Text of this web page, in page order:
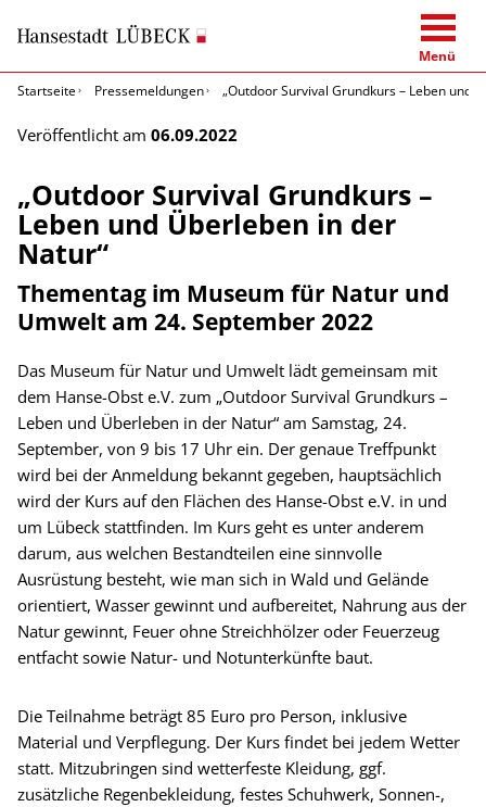
Menü
Startseite
Pressemeldungen „Outdoor Survival Grundkurs – Leben und
Veröffentlicht am 06.09.2022
„Outdoor Survival Grundkurs –
Leben und Überleben in der
Natur“
Thementag im Museum für Natur und
Umwelt am 24. September 2022
Das Museum für Natur und Umwelt lädt gemeinsam mit
dem Hanse-Obst e.V. zum „Outdoor Survival Grundkurs –
Leben und Überleben in der Natur“ am Samstag, 24.
September, von 9 bis 17 Uhr ein. Der genaue Treffpunkt
wird bei der Anmeldung bekannt gegeben, hauptsächlich
wird der Kurs auf den Flächen des Hanse-Obst e.V. in und
um Lübeck stattfinden. Im Kurs geht es unter anderem
darum, aus welchen Bestandteilen eine sinnvolle
Ausrüstung besteht, wie man sich in Wald und Gelände
orientiert, Wasser gewinnt und aufbereitet, Nahrung aus der
Natur gewinnt, Feuer ohne Streichhölzer oder Feuerzeug
entfacht sowie Natur- und Notunterkünfte baut.
Die Teilnahme beträgt 85 Euro pro Person, inklusive
Material und Verpflegung. Der Kurs findet bei jedem Wetter
statt. Mitzubringen sind wetterfeste Kleidung, ggf.
zusätzliche Regenbekleidung, festes Schuhwerk, Sonnen-,